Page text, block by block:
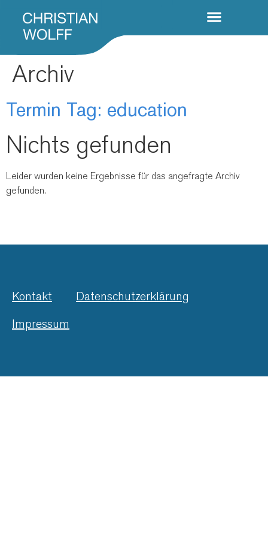
Archiv
Termin Tag: education
Nichts gefunden
Leider wurden keine Ergebnisse für das angefragte Archiv
gefunden.
Kontakt
Datenschutzerklärung
Impressum